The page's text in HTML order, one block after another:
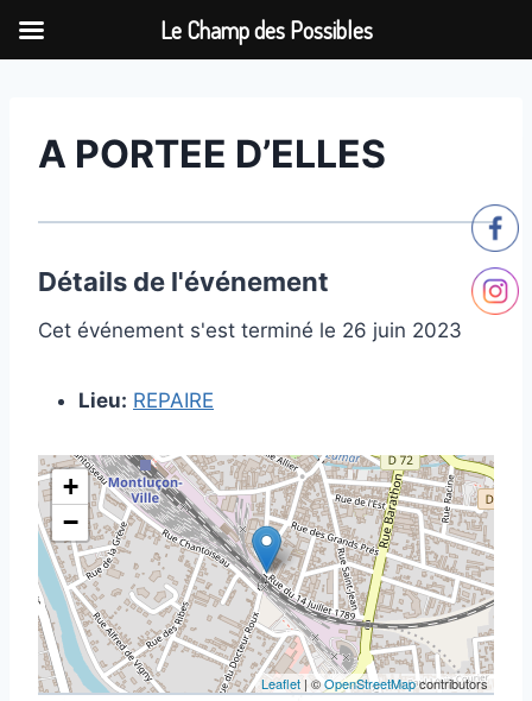
contenuA PORTEE D’ELLES
Détails de l'événement
Cet événement s'est terminé le 26 juin 2023
Lieu: REPAIRE
+
−
Leaflet | ©OpenStreetMapcontributors
Le Champ des Possibles